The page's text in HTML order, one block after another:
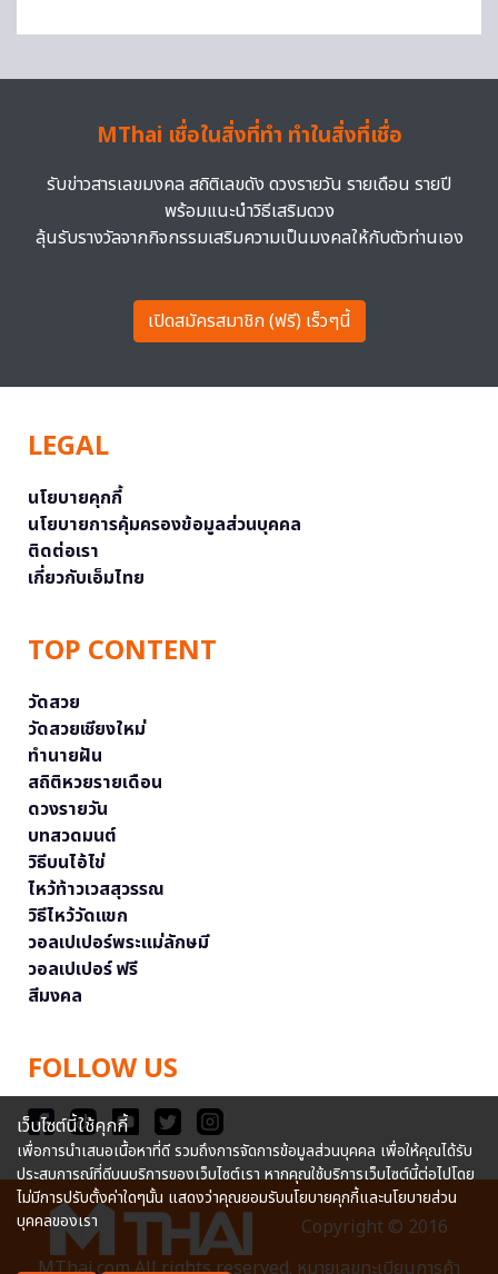
MThai เชื่อในสิ่งที่ทำ ทำในสิ่งที่เชื่อ
รับข่าวสารเลขมงคล สถิติเลขดัง ดวงรายวัน รายเดือน รายปี
พร้อมแนะนำวิธีเสริมดวง
ลุ้นรับรางวัลจากกิจกรรมเสริมความเป็นมงคลให้กับตัวท่านเอง
เปิดสมัครสมาชิก (ฟรี) เร็วๆนี้
LEGAL
นโยบายคุกกี้
นโยบายการคุ้มครองข้อมูลส่วนบุคคล
ติดต่อเรา
เกี่ยวกับเอ็มไทย
TOP CONTENT
วัดสวย
วัดสวยเชียงใหม่
ทำนายฝัน
สถิติหวยรายเดือน
ดวงรายวัน
บทสวดมนต์
วิธีบนไอ้ไข่
ไหว้ท้าวเวสสุวรรณ
วิธีไหว้วัดแขก
วอลเปเปอร์พระแม่ลักษมี
วอลเปเปอร์ ฟรี
สีมงคล
FOLLOW US
Copyright © 2016
MThai.com All rights reserved. หมายเลขทะเบียนการค้า
เว็บไซต์นี้ใช้คุกกี้
เพื่อการนำเสนอเนื้อหาที่ดี รวมถึงการจัดการข้อมูลส่วนบุคคล เพื่อให้คุณได้รับ
ประสบการณ์ที่ดีบนบริการของเว็บไซต์เรา หากคุณใช้บริการเว็บไซต์นี้ต่อไปโดย
ไม่มีการปรับตั้งค่าใดๆนั้น แสดงว่าคุณยอมรับนโยบายคุกกี้และนโยบายส่วน
บุคคลของเรา